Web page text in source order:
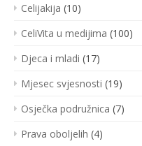
Celijakija (10)
CeliVita u medijima (100)
Djeca i mladi (17)
Mjesec svjesnosti (19)
Osječka podružnica (7)
Prava oboljelih (4)